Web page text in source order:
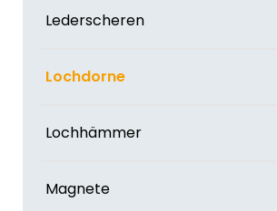
Lederscheren
Lochdorne
Lochhämmer
Magnete